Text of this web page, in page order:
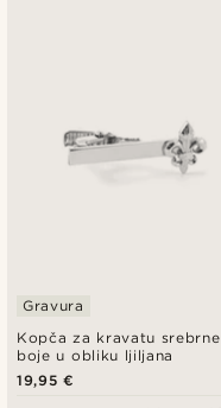
Kopča za kravatu srebrne
boje u obliku ljiljana
Gravura
19,95 €